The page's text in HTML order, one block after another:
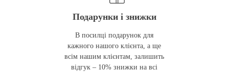
Подарунки і знижки
В посилці подарунок для
кажного нашого клієнта, а ще
всім нашим клієнтам, залишить
відгук – 10% знижки на всі